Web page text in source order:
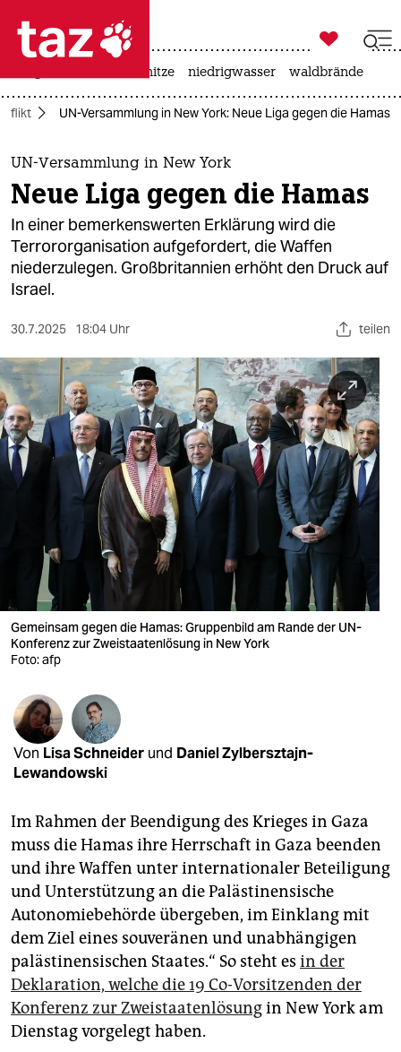
 taz zahl ich
taz zahl ich
themen
politik
öko
gesellschaft
kultur
sport
berlin
nord
wahrheit
verlag
veranstaltungen
shop
fragen & hilfe
unterstützen
abo
genossenschaft

taz zahl ich
hitze niedrigwasser waldbrände
UN-Versammlung in New York: Neue Liga gegen die Hamas
UN-Versammlung in New York
Neue Liga gegen die Hamas
In einer bemerkenswerten Erklärung wird die
Terrororganisation aufgefordert, die Waffen
niederzulegen. Großbritannien erhöht den Druck auf
Israel.
30.7.2025 18:04 Uhr teilen
Gemeinsam gegen die Hamas: Gruppenbild am Rande der UN-
Konferenz zur Zweistaatenlösung in New York
Foto: afp
Von Lisa Schneider und Daniel Zylbersztajn-
Lewandowski
Im Rahmen der Beendigung des Krieges in Gaza
muss die Hamas ihre Herrschaft in Gaza beenden
und ihre Waffen unter internationaler Beteiligung
und Unterstützung an die Palästinensische
Autonomiebehörde übergeben, im Einklang mit
dem Ziel eines souveränen und unabhängigen
palästinensischen Staates.“ So steht es in der
Deklaration, welche die 19 Co-Vorsitzenden der
Konferenz zur Zweistaatenlösungin New York am
Dienstag vorgelegt haben.